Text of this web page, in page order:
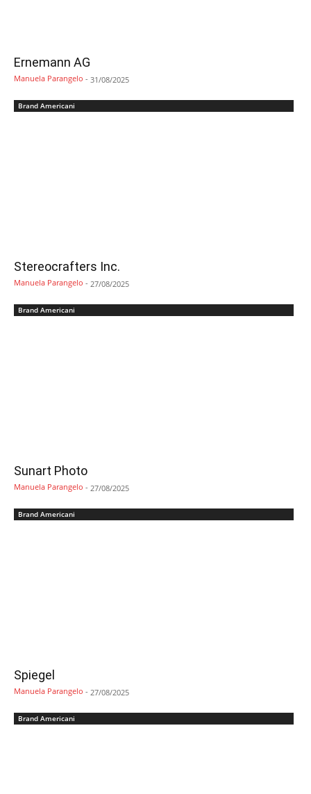
Ernemann AG
Manuela Parangelo - 31/08/2025
Brand Americani
Stereocrafters Inc.
Manuela Parangelo - 27/08/2025
Brand Americani
Sunart Photo
Manuela Parangelo - 27/08/2025
Brand Americani
Spiegel
Manuela Parangelo - 27/08/2025
Brand Americani